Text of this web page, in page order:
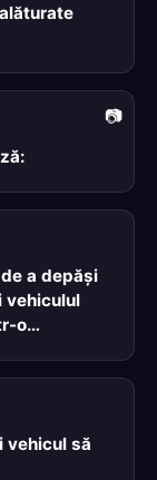
a depăşi
vehiculul
o
vehicul să